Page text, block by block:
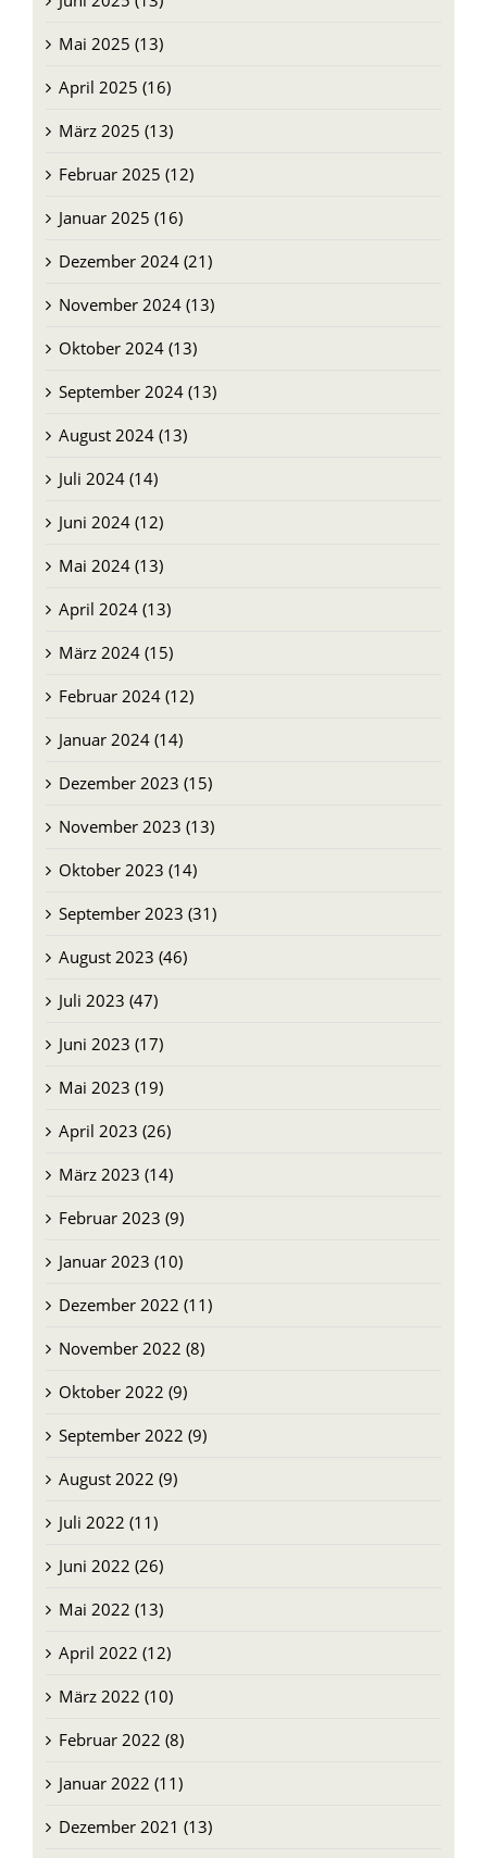
Mai 2025 (13)
April 2025 (16)
März 2025 (13)
Februar 2025 (12)
Januar 2025 (16)
Dezember 2024 (21)
November 2024 (13)
Oktober 2024 (13)
September 2024 (13)
August 2024 (13)
Juli 2024 (14)
Juni 2024 (12)
Mai 2024 (13)
April 2024 (13)
März 2024 (15)
Februar 2024 (12)
Januar 2024 (14)
Dezember 2023 (15)
November 2023 (13)
Oktober 2023 (14)
September 2023 (31)
August 2023 (46)
Juli 2023 (47)
Juni 2023 (17)
Mai 2023 (19)
April 2023 (26)
März 2023 (14)
Februar 2023 (9)
Januar 2023 (10)
Dezember 2022 (11)
November 2022 (8)
Oktober 2022 (9)
September 2022 (9)
August 2022 (9)
Juli 2022 (11)
Juni 2022 (26)
Mai 2022 (13)
April 2022 (12)
März 2022 (10)
Februar 2022 (8)
Januar 2022 (11)
Dezember 2021 (13)